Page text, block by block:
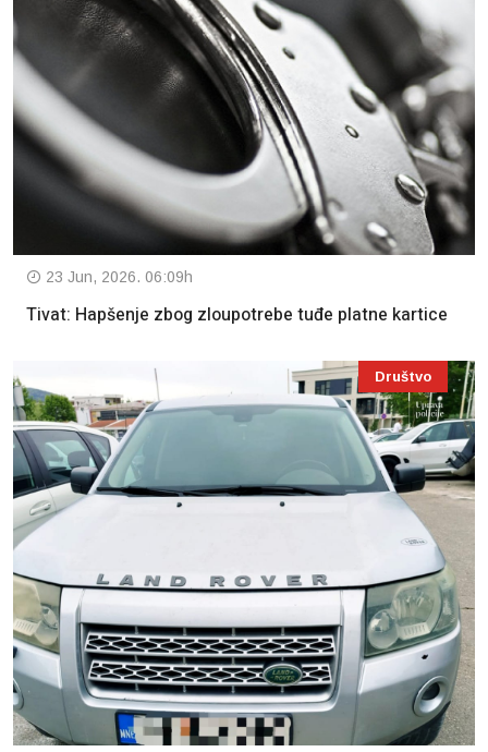
23 Jun, 2026. 06:09h
Tivat: Hapšenje zbog zloupotrebe tuđe platne kartice
Društvo